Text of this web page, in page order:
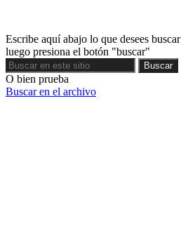
Escribe aquí abajo lo que desees buscar
luego presiona el botón "buscar"
Buscar
Buscar
O bien prueba
Buscar en el archivo